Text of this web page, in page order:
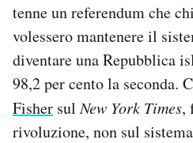
tenne un referendum che
volessero mantenere il
diventare una Repubblica
98,2 per cento la seconda.
Fisher sulNew York Times,
rivoluzione, non sul